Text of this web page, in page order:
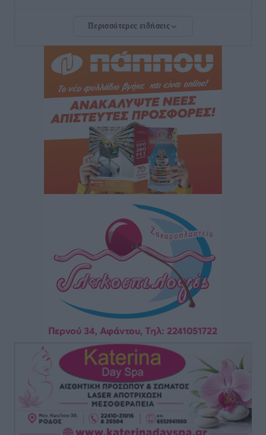
ψαράδες ο αλιευτικός τουρισμός
Ακαθάριστα οικόπεδα: Τι γίνεται όταν ο ιδιοκτήτης
δεν τα καθαρίσει – Πώς κινούνται δήμοι και ΠΣ,
ποιος πληρώνει τον λογαριασμό
Τοπικές Ειδήσεις• πριν 2 ώρες
Πού κινούνται οι κρατήσεις last minute σε Ελλάδα
από Γερμανούς
πριν 2 ώρες
Οδηγός στη Ρόδο τράκαρε σταθμευμένο αυτοκίνητο,
παρέσυρε 72χρονο και διέφυγε
πριν 2 ώρες
Το νέο Ειδικό Χωροταξικό για τον Τουρισμό
ξανασχεδιάζει τον επενδυτικό χάρτη της Ρόδου
Τοπικές Ειδήσεις
Γιάννης Βασιλάκης: «Η Πρωτοβάθμια Φροντίδα
Υγείας πρέπει να φτάνει σε κάθε γωνιά – Ενισχύουμε
τις δομές, δεν τις αποδυναμώνουμε»
Συνεντεύξεις• πριν 3 ώρες
Ιδρυμα Ωνάση: Το όραμα πίσω από τα δύο νέα
σχολεία της Ρόδου
Περισσότερες ειδήσεις